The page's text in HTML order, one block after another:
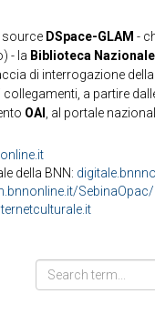
source DSpace-GLAM -
- la Biblioteca
di interrogazione
a partire
OAI , al portale
della BNN: